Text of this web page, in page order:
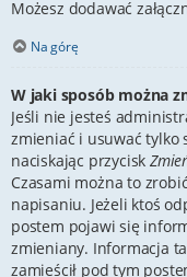
Możesz dodawać
Na górę
W jaki sposób można
Jeśli nie jesteś
zmieniać i usuwać tylko
naciskając przycisk
Czasami można to
napisaniu. Jeżeli ktoś
postem pojawi się
zmieniany. Informacja
zamieścił pod tym